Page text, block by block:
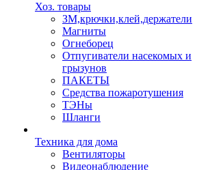
Хоз. товары
ЗМ,крючки,клей,держатели
Магниты
Огнеборец
Отпугиватели насекомых и
грызунов
ПАКЕТЫ
Средства пожаротушения
ТЭНы
Шланги
Техника для дома
Вентиляторы
Видеонаблюдение